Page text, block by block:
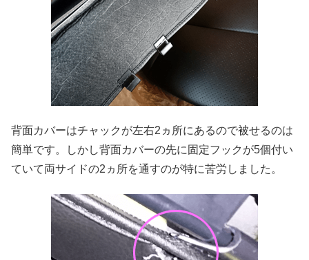
背面カバーはチャックが左右2ヵ所にあるので被せるのは
簡単です。しかし背面カバーの先に固定フックが5個付い
ていて両サイドの2ヵ所を通すのが特に苦労しました。